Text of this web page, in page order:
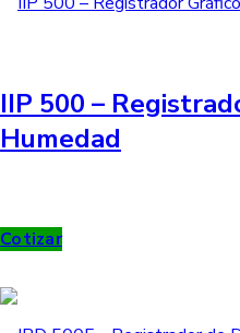
IIP 500 –
Humedad
Cotizar